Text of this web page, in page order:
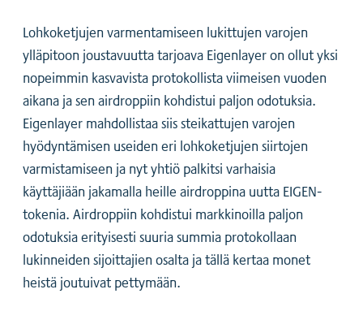
Lohkoketjujen varmentamiseen lukittujen varojen
ylläpitoon joustavuutta tarjoava Eigenlayer on ollut yksi
nopeimmin kasvavista protokollista viimeisen vuoden
aikana ja sen airdroppiin kohdistui paljon odotuksia.
Eigenlayer mahdollistaa siis steikattujen varojen
hyödyntämisen useiden eri lohkoketjujen siirtojen
varmistamiseen ja nyt yhtiö palkitsi varhaisia
käyttäjiään jakamalla heille airdroppina uutta EIGEN-
tokenia. Airdroppiin kohdistui markkinoilla paljon
odotuksia erityisesti suuria summia protokollaan
lukinneiden sijoittajien osalta ja tällä kertaa monet
heistä joutuivat pettymään.